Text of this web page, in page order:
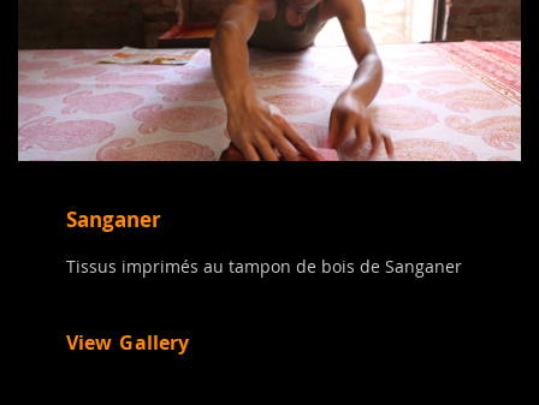
Sanganer
Tissus imprimés au tampon de bois de Sanganer
View Gallery